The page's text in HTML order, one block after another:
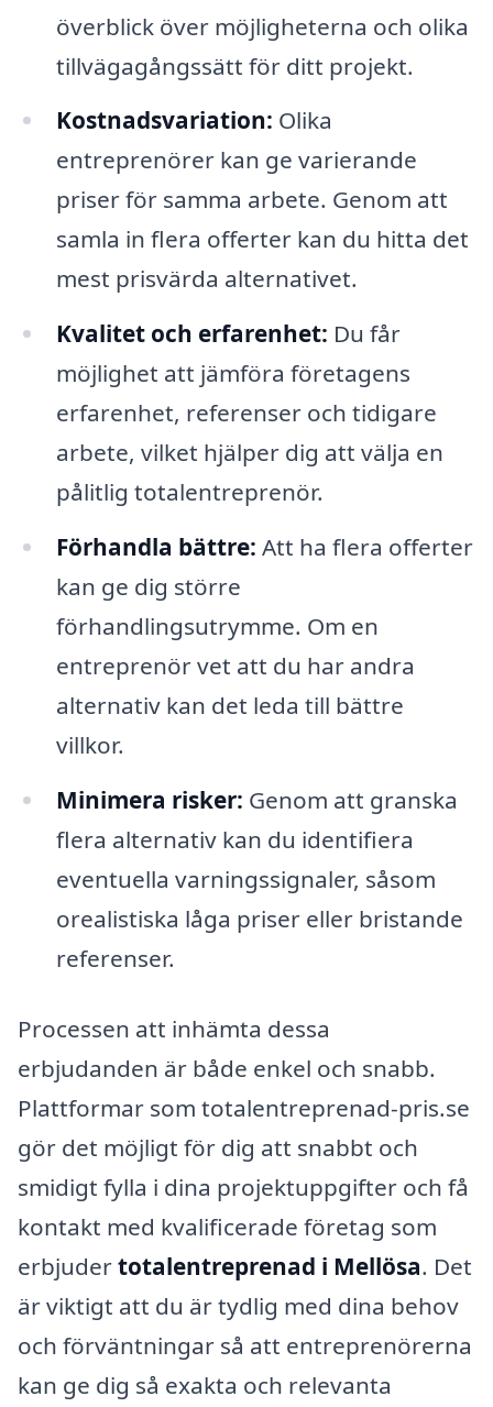
överblick över möjligheterna och olika
tillvägagångssätt för ditt projekt.
Kostnadsvariation: Olika
entreprenörer kan ge varierande
priser för samma arbete. Genom att
samla in flera offerter kan du hitta det
mest prisvärda alternativet.
Kvalitet och erfarenhet: Du får
möjlighet att jämföra företagens
erfarenhet, referenser och tidigare
arbete, vilket hjälper dig att välja en
pålitlig totalentreprenör.
Förhandla bättre: Att ha flera offerter
kan ge dig större
förhandlingsutrymme. Om en
entreprenör vet att du har andra
alternativ kan det leda till bättre
villkor.
Minimera risker: Genom att granska
flera alternativ kan du identifiera
eventuella varningssignaler, såsom
orealistiska låga priser eller bristande
referenser.
Processen att inhämta dessa
erbjudanden är både enkel och snabb.
Plattformar som totalentreprenad-pris.se
gör det möjligt för dig att snabbt och
smidigt fylla i dina projektuppgifter och få
kontakt med kvalificerade företag som
erbjudertotalentreprenad i Mellösa. Det
är viktigt att du är tydlig med dina behov
och förväntningar så att entreprenörerna
kan ge dig så exakta och relevanta